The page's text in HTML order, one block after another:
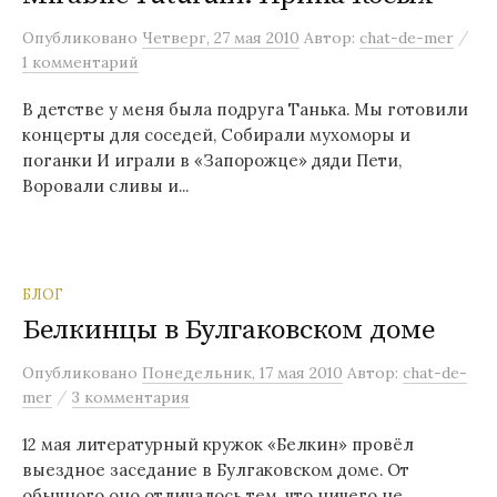
м
у
Опубликовано Четверг, 27 мая 2010 Автор: chat-de-mer /
1 комментарий
В детстве у меня была подруга Танька. Мы готовили
концерты для соседей, Собирали мухоморы и
поганки И играли в «Запорожце» дяди Пети,
Воровали сливы и...
БЛОГ
Белкинцы в Булгаковском доме
Опубликовано Понедельник, 17 мая 2010 Автор: chat-de-
mer / 3 комментария
12 мая литературный кружок «Белкин» провёл
выездное заседание в Булгаковском доме. От